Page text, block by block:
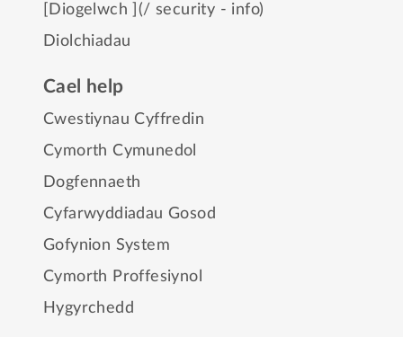
[Diogelwch ](/ security - info)
Diolchiadau
Cael help
Cwestiynau Cyffredin
Cymorth Cymunedol
Dogfennaeth
Cyfarwyddiadau Gosod
Gofynion System
Cymorth Proffesiynol
Hygyrchedd